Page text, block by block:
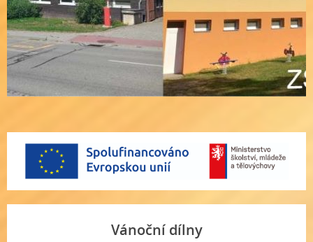
Vánoční dílny